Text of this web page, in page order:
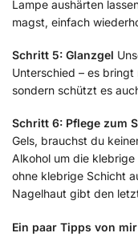
Lampe aushärten
magst, einfach
Schritt 5: Glanzgel
Unterschied – es
sondern schützt es
Schritt 6: Pflege zum
Gels, brauchst du
Alkohol um die
ohne klebrige Schicht
Nagelhaut gibt den
Ein paar Tipps von